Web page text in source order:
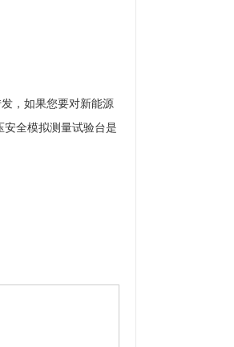
，如果您要对新能源
全模拟测量试验台是